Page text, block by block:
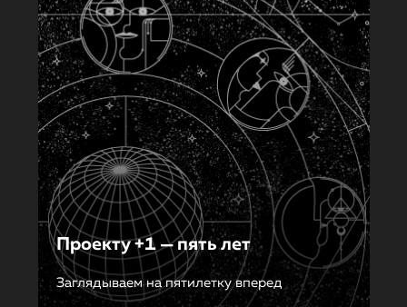
Проекту +1 — пять лет
Заглядываем на пятилетку вперед